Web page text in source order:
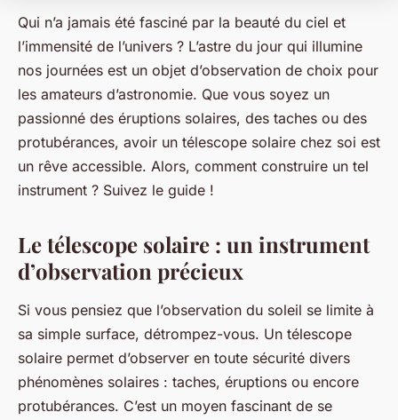
Qui n’a jamais été fasciné par la beauté du ciel et
l’immensité de l’univers ? L’astre du jour qui illumine
nos journées est un objet d’observation de choix pour
les amateurs d’astronomie. Que vous soyez un
passionné des éruptions solaires, des taches ou des
protubérances, avoir un télescope solaire chez soi est
un rêve accessible. Alors, comment construire un tel
instrument ? Suivez le guide !
Le télescope solaire : un instrument
d’observation précieux
Si vous pensiez que l’observation du soleil se limite à
sa simple surface, détrompez-vous. Un télescope
solaire permet d’observer en toute sécurité divers
phénomènes solaires : taches, éruptions ou encore
protubérances. C’est un moyen fascinant de se